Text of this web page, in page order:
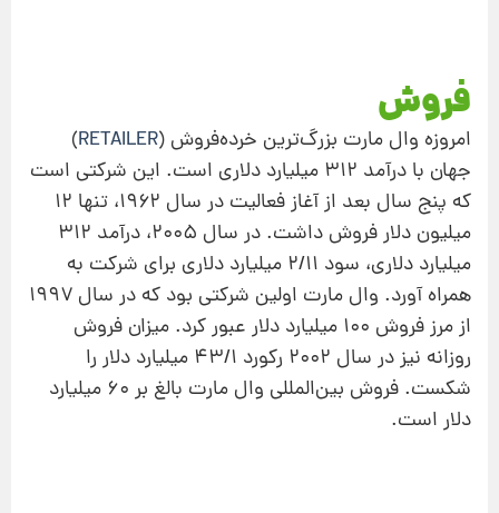
فروش
امروزه وال مارت بزرگ‌ترین خرده‌فروش (RETAILER
)
جهان با درآمد ۳۱۲ میلیارد دلاری است. این شركتی است
كه پنج سال بعد از آغاز فعالیت در سال ۱۹۶۲، تنها ۱۲
میلیون دلار فروش داشت. در سال ۲۰۰۵، درآمد ۳۱۲
میلیارد دلاری، سود ۲/۱۱ میلیارد دلاری برای شركت به
همراه آورد. وال مارت اولین شركتی بود كه در سال ۱۹۹۷
از مرز فروش ۱۰۰ میلیارد دلار عبور كرد. میزان فروش
روزانه نیز در سال ۲۰۰۲ ركورد ۴۳/۱ میلیارد دلار را
شكست. فروش بین‌المللی وال مارت بالغ بر ۶۰ میلیارد
دلار است.